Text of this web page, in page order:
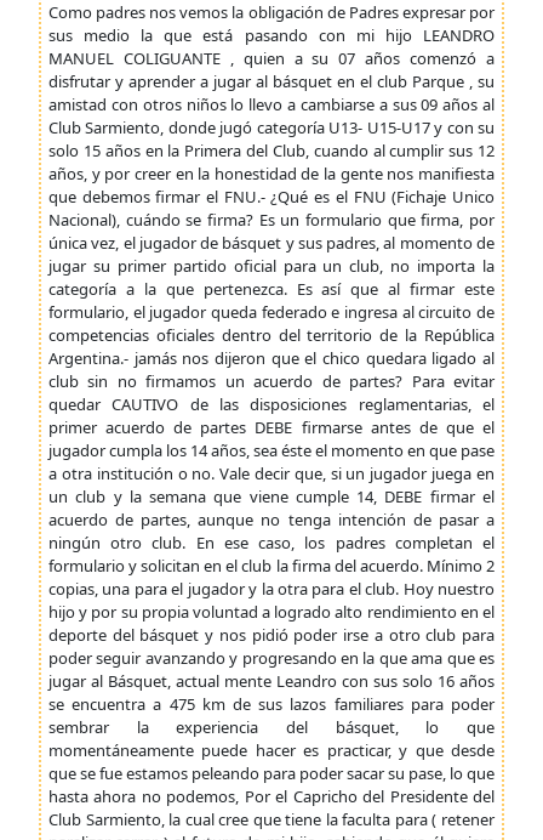
Como padres nos vemos la obligación de Padres expresar por
sus medio la que está pasando con mi hijo LEANDRO
MANUEL COLIGUANTE , quien a su 07 años comenzó a
disfrutar y aprender a jugar al básquet en el club Parque , su
amistad con otros niños lo llevo a cambiarse a sus 09 años al
Club Sarmiento, donde jugó categoría U13- U15-U17 y con su
solo 15 años en la Primera del Club, cuando al cumplir sus 12
años, y por creer en la honestidad de la gente nos manifiesta
que debemos firmar el FNU.- ¿Qué es el FNU (Fichaje Unico
Nacional), cuándo se firma? Es un formulario que firma, por
única vez, el jugador de básquet y sus padres, al momento de
jugar su primer partido oficial para un club, no importa la
categoría a la que pertenezca. Es así que al firmar este
formulario, el jugador queda federado e ingresa al circuito de
competencias oficiales dentro del territorio de la República
Argentina.- jamás nos dijeron que el chico quedara ligado al
club sin no firmamos un acuerdo de partes? Para evitar
quedar CAUTIVO de las disposiciones reglamentarias, el
primer acuerdo de partes DEBE firmarse antes de que el
jugador cumpla los 14 años, sea éste el momento en que pase
a otra institución o no. Vale decir que, si un jugador juega en
un club y la semana que viene cumple 14, DEBE firmar el
acuerdo de partes, aunque no tenga intención de pasar a
ningún otro club. En ese caso, los padres completan el
formulario y solicitan en el club la firma del acuerdo. Mínimo 2
copias, una para el jugador y la otra para el club. Hoy nuestro
hijo y por su propia voluntad a logrado alto rendimiento en el
deporte del básquet y nos pidió poder irse a otro club para
poder seguir avanzando y progresando en la que ama que es
jugar al Básquet, actual mente Leandro con sus solo 16 años
se encuentra a 475 km de sus lazos familiares para poder
sembrar la experiencia del básquet, lo que
momentáneamente puede hacer es practicar, y que desde
que se fue estamos peleando para poder sacar su pase, lo que
hasta ahora no podemos, Por el Capricho del Presidente del
Club Sarmiento, la cual cree que tiene la faculta para ( retener